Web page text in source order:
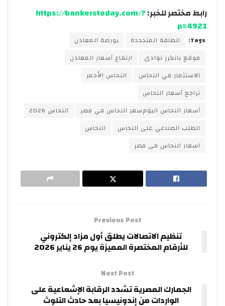
رابط مختصر للخبر:https://bankerstoday.com/?
p=4921
Tags: الطاقة المتجددة
بورصة المعادن
موقع بانكرز توادى
ارتفاع أسعار المعادن
الاستثمار في النحاس
النحاس الأحمر
تراجع أسعار النحاس
أسعار النحاس اليوم سعر النحاس في مصر
النحاس 2026
الطلب الصناعي على النحاس
النحاس
اسعار النحاس فى مصر
Previous Post
تنظيم الاتصالات يطلق أول مزاد إلكتروني
للأرقام المختصرة المميزة يوم 26 يناير 2026
Next Post
الجمارك المصرية تشدد الرقابة الإشعاعية على
الواردات من إندونيسيا بعد حادث التلوث